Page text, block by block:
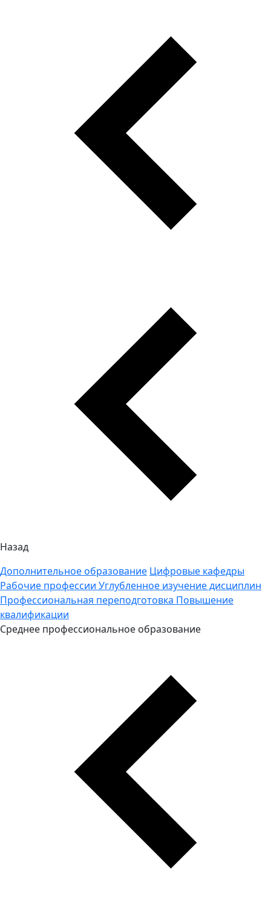
Назад
Дополнительное образование Цифровые кафедры
Рабочие профессии Углубленное изучение дисциплин
Профессиональная переподготовка Повышение
квалификации
Среднее профессиональное образование